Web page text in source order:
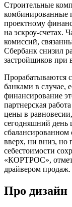
Строительные
комбинированные
проектному
на эскроу-счетах.
комиссий,
Сбербанк снизил
застройщиков при
Прорабатываются
банками в случае,
финансирование
партнерская
цены в
сегодняшний день
сбалансированном
вверх, ни вниз, но
себестоимости
«КОРТРОС»,
драйвером продаж.
Про дизайн